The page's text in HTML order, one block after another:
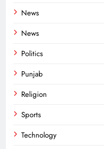
News
News
Politics
Punjab
Religion
Sports
Technology